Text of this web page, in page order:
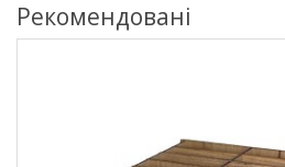
Рекомендовані